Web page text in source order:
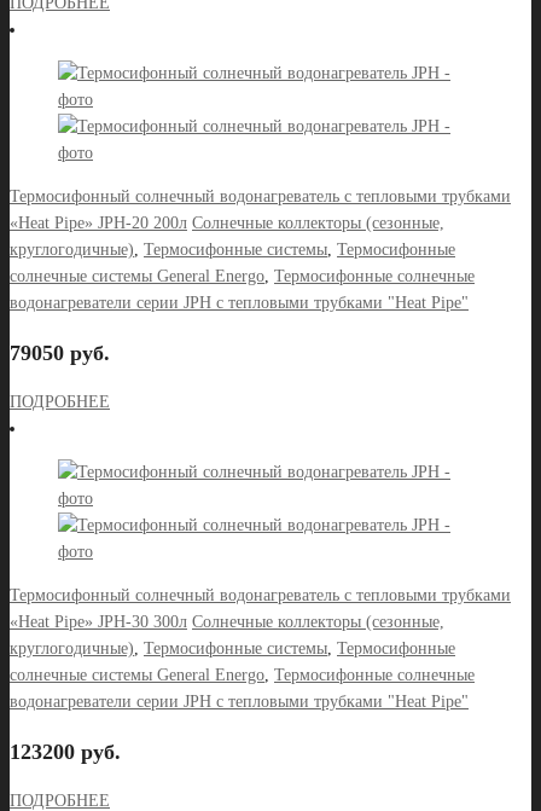
Термосифонный солнечный водонагреватель с тепловыми трубками
«Heat Pipe» JPH-20 200л Солнечные коллекторы (сезонные,
круглогодичные), Термосифонные системы, Термосифонные
солнечные системы General Energo, Термосифонные солнечные
водонагреватели серии JPH с тепловыми трубками "Heat Pipe"
79050 руб.
ПОДРОБНЕЕ
Термосифонный солнечный водонагреватель с тепловыми трубками
«Heat Pipe» JPH-30 300л Солнечные коллекторы (сезонные,
круглогодичные), Термосифонные системы, Термосифонные
солнечные системы General Energo, Термосифонные солнечные
водонагреватели серии JPH с тепловыми трубками "Heat Pipe"
123200 руб.
ПОДРОБНЕЕ